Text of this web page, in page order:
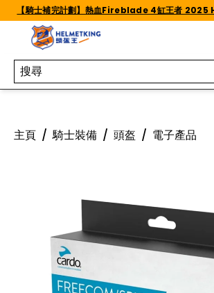
Skip to content
【騎士補完計劃】熱血Fireblade 4缸王者
主頁 / 騎士裝備 / 頭盔 / 電子產品